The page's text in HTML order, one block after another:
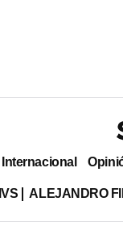
Internacional
ALEJANDRO